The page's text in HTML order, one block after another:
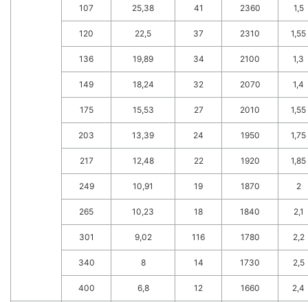
107 25,38 41 2360 1,5
120 22,5 37 2310 1,55
136 19,89 34 2100 1,3
149 18,24 32 2070 1,4
175 15,53 27 2010 1,55
203 13,39 24 1950 1,75
217 12,48 22 1920 1,85
249 10,91 19 1870 2
265 10,23 18 1840 2,1
301 9,02 116 1780 2,2
340 8 14 1730 2,5
400 6,8 12 1660 2,4